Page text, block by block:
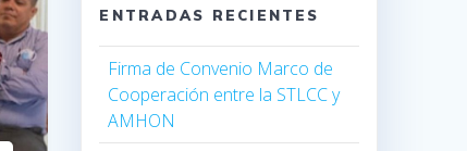
ENTRADAS RECIENTES
Firma de Convenio Marco de
Cooperación entre la STLCC y
AMHON